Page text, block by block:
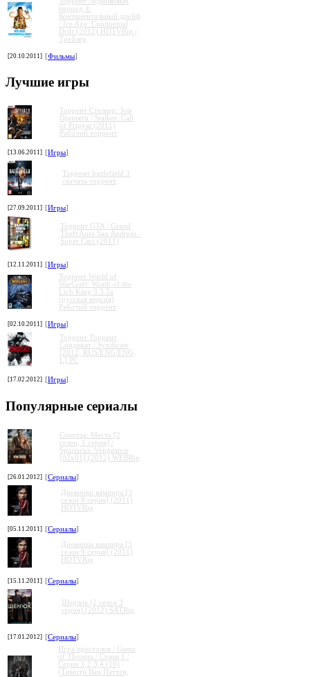
период 4:
Континентальный дрейф
/ Ice Age: Continental
Drift (2012) HDTVRip |
Трейлер
[20.10.2011] [Фильмы]
Лучшие игры
Торрент Сталкер: Зов
Припяти / Stalker: Call
of Pripyat (2011)
Рабочий торрент
[13.06.2011] [Игры]
Торрент battlefield 3
скачать торрент
[27.09.2011] [Игры]
Торрент GTA / Grand
Theft Auto San Andreas -
Super Cars (2011)
[12.11.2011] [Игры]
Торрент World of
WarCraft: Wrath of the
Lich King 3.3.5a
(русская версия)
Рабочий торрент
[02.10.2011] [Игры]
Торрент Торрент
Cиндикат / Syndicate
[2012, RUS/ENG/ENG,
L] PC
[17.02.2012] [Игры]
Популярные сериалы
Спартак: Месть [2
сезон, 1 серия] /
Spartacus: Vengeance
[02x01] (2012) WEBRip
[26.01.2012] [Сериалы]
Дневники вампира [3
сезон 8 серия] (2011)
HDTVRip
[05.11.2011] [Сериалы]
Дневники вампира [3
сезон 9 серия] (2011)
HDTVRip
[15.11.2011] [Сериалы]
Шерлок (2 сезон 3
серия) (2012) SATRip
[17.01.2012] [Сериалы]
Игра престолов / Game
of Thrones / Сезон 1 /
Серии 1,2,3,4 (10)
(Тимоти Ван Паттен,